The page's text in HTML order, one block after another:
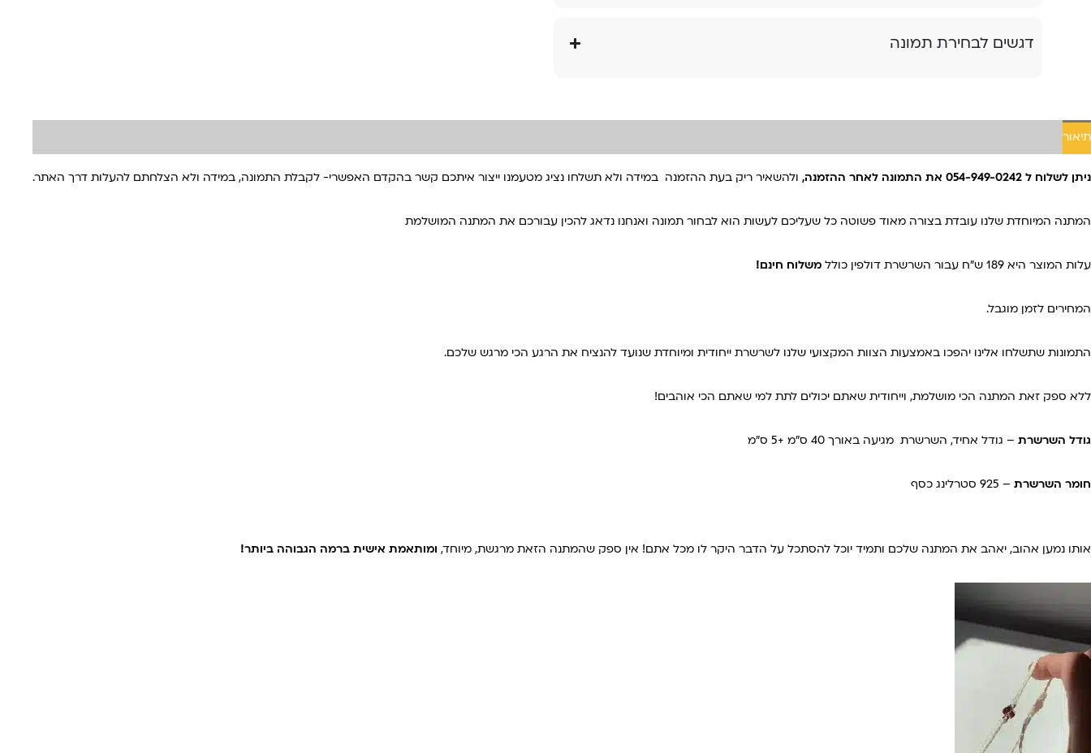
דגשים לבחירת תמונה
תיאור
ניתן לשלוח ל 054-949-0242 את התמונה לאחר ההזמנה, ולהשאיר ריק בעת ההזמנה במידה ולא תשלחו נציג מטעמנו ייצור איתכם קשר בהקדם האפשרי- לקבלת התמונה, במידה ולא הצלחתם להעלות דרך האתר.
המתנה המיוחדת שלנו עובדת בצורה מאוד פשוטה כל שעליכם לעשות הוא לבחור תמונה ואנחנו נדאג להכין עבורכם את המתנה המושלמת
עלות המוצר היא ”ח עבור השרשרת דולפין כולל משלוח חינם!
המחירים לזמן מוגבל.
התמונות שתשלחו אלינו יהפכו באמצעות הצוות המקצועי שלנו לשרשרת ייחודית ומיוחדת שנועד להנציח את הרגע הכי מרגש שלכם.
ללא ספק זאת המתנה הכי מושלמת, וייחודית שאתם יכולים לתת למי שאתם הכי אוהבים!
גודל השרשרת – גודל אחיד, השרשרת מגיעה באורך 40 ס״מ +5 ס״מ
חומר השרשרת – 925 סטרלינג כסף
אותו נמען אהוב, יאהב את המתנה שלכם ותמיד יוכל להסתכל על הדבר היקר לו מכל אתם! אין ספק שהמתנה הזאת מרגשת, מיוחד, ומותאמת אישית ברמה הגבוהה ביותר!